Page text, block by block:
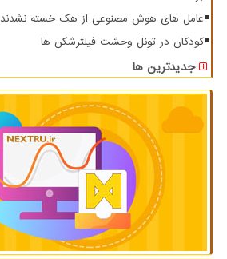
عامل های هوش مصنوعی از هک خسته نشدند
کودکان در تونل وحشت فیلترشکن ها
جدیدترین ها